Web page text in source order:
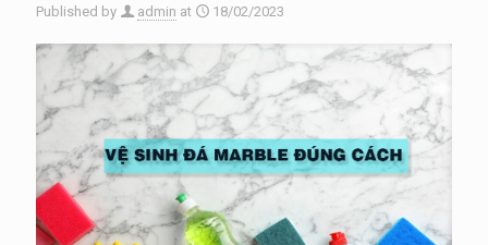
Published by admin at 18/02/2023